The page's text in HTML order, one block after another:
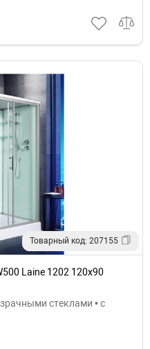
Товарный код: 207155
Laine 1202 120x90
стеклами • с